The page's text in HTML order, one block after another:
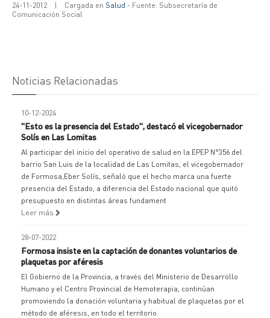
24-11-2012 | Cargada en Salud - Fuente: Subsecretaría de
Comunicación Social
Noticias Relacionadas
10-12-2024
"Esto es la presencia del Estado", destacó el vicegobernador
Solís en Las Lomitas
Al participar del inicio del operativo de salud en la EPEP N°356 del
barrio San Luis de la localidad de Las Lomitas, el vicegobernador
de Formosa,Eber Solís, señaló que el hecho marca una fuerte
presencia del Estado, a diferencia del Estado nacional que quitó
presupuesto en distintas áreas fundament
Leer más
28-07-2022
Formosa insiste en la captación de donantes voluntarios de
plaquetas por aféresis
El Gobierno de la Provincia, a través del Ministerio de Desarrollo
Humano y el Centro Provincial de Hemoterapia, continúan
promoviendo la donación voluntaria y habitual de plaquetas por el
método de aféresis, en todo el territorio.